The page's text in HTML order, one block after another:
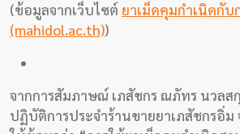
คาส
เกี่ยว
(ข้อมูลจากเว็บไซต์ ยาเม็ดคุมกำเนิดกับ
(mahidol.ac.th))
จากการสัมภาษณ์ เภสัชกร ณภัทร นวลส
ปฏิบัติการประจำร้านขายยาเภสัชกรอิ่ม